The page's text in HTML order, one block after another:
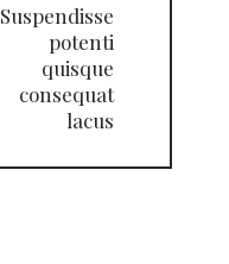
Suspendisse
potenti
quisque
consequat
lacus